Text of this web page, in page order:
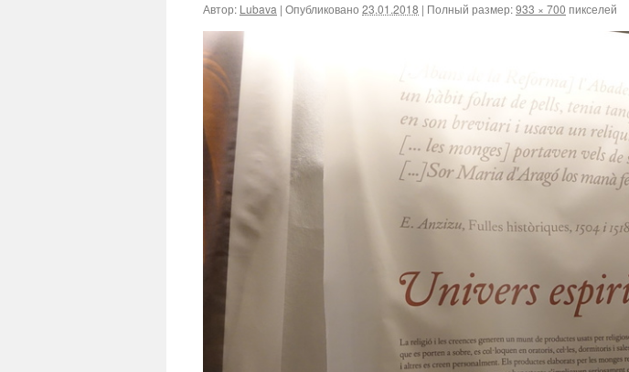
Автор: Lubava | Опубликовано 23.01.2018 | Полный размер:933 × 700 пикселей